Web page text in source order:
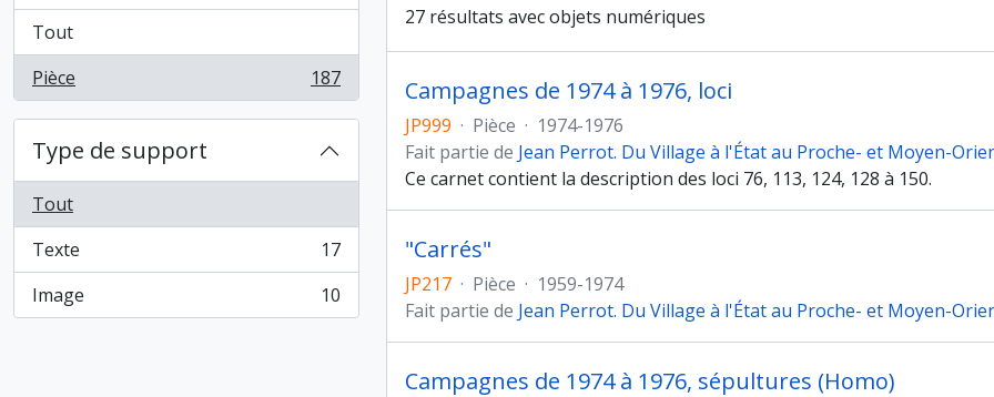
Tout
Pièce
, 187 résultats 187
Type de support
Tout
Texte
, 17 résultats
17
Image
, 10 résultats 10
27 résultats avec objets numériques
Campagnes de 1974 à 1976, loci
JP999 · Pièce · 1974-1976
Fait partie de Jean Perrot. Du Village à l'État au Proche- et Moyen-
Ce carnet contient la description des loci 76, 113, 124, 128 à 150.
"Carrés"
JP217 · Pièce · 1959-1974
Fait partie de Jean Perrot. Du Village à l'État au Proche- et Moyen-
Campagnes de 1974 à 1976, sépultures (Homo)